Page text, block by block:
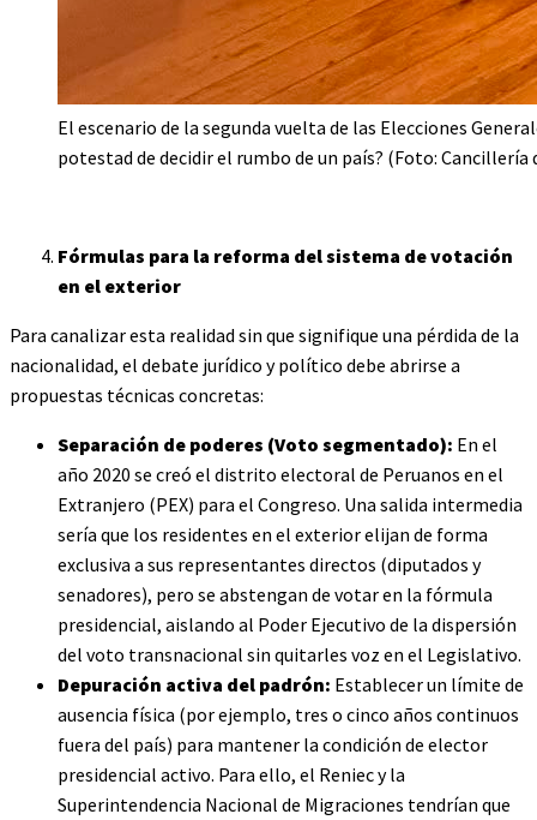
El escenario de la segunda vuelta de las Elecciones
potestad de decidir el rumbo de un país? (Foto: Cancillería
Fórmulas para la reforma del sistema de votación
en el exterior
Para canalizar esta realidad sin que signifique una pérdida de la
nacionalidad, el debate jurídico y político debe abrirse a
propuestas técnicas concretas:
Separación de poderes (Voto segmentado): En el
año 2020 se creó el distrito electoral de Peruanos en el
Extranjero (PEX) para el Congreso. Una salida intermedia
sería que los residentes en el exterior elijan de forma
exclusiva a sus representantes directos (diputados y
senadores), pero se abstengan de votar en la fórmula
presidencial, aislando al Poder Ejecutivo de la dispersión
del voto transnacional sin quitarles voz en el Legislativo.
Depuración activa del padrón: Establecer un límite de
ausencia física (por ejemplo, tres o cinco años continuos
fuera del país) para mantener la condición de elector
presidencial activo. Para ello, el Reniec y la
Superintendencia Nacional de Migraciones tendrían que